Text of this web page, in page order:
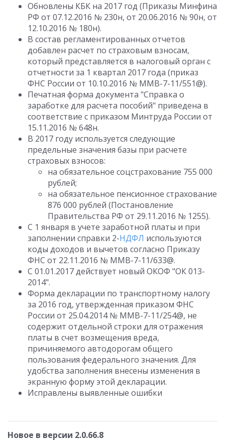
Обновлены КБК на 2017 год (Приказы Минфина
РФ от 07.12.2016 № 230н, от 20.06.2016 № 90н, от
12.10.2016 № 180н).
В состав регламентированных отчетов
добавлен расчет по страховым взносам,
который представляется в налоговый орган с
отчетности за 1 квартал 2017 года (приказ
ФНС России от 10.10.2016 № ММВ-7-11/551@).
Печатная форма документа "Справка о
заработке для расчета пособий" приведена в
соответствие с приказом Минтруда России от
15.11.2016 № 648н.
В 2017 году используется следующие
предельные значения базы при расчете
страховых взносов:
на обязательное соцстрахование 755 000
рублей;
на обязательное пенсионное страхование
876 000 рублей (Постановление
Правительства РФ от 29.11.2016 № 1255).
С 1 января в учете заработной платы и при
заполнении справки 2-НДФЛ используются
коды доходов и вычетов согласно Приказу
ФНС от 22.11.2016 № ММВ-7-11/633@.
С 01.01.2017 действует новый ОКОФ "ОК 013-
2014".
Форма декларации по транспортному налогу
за 2016 год, утвержденная приказом ФНС
России от 25.04.2014 № ММВ-7-11/254@, не
содержит отдельной строки для отражения
платы в счет возмещения вреда,
причиняемого автодорогам общего
пользования федерального значения. Для
удобства заполнения внесены изменения в
экранную форму этой декларации.
Исправлены выявленные ошибки
Новое в версии 2.0.66.8